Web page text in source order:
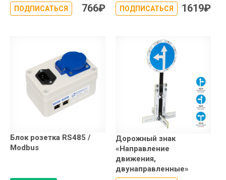
ПОДПИСАТЬСЯ 766₽ ПОДПИСАТЬСЯ 1619₽
Блок розетка RS485 /
Modbus
Дорожный знак
«Направление
движения,
двунаправленные»